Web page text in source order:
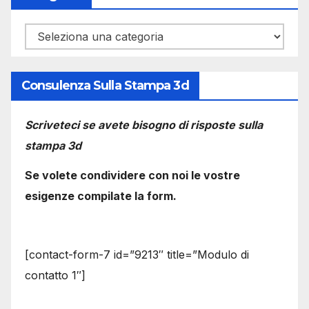
Categorie
Consulenza Sulla Stampa 3d
Scriveteci se avete bisogno di risposte sulla
stampa 3d
Se volete condividere con noi le vostre
esigenze compilate la form.
[contact-form-7 id=”9213″ title=”Modulo di
contatto 1″]